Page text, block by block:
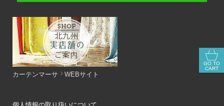
カーテンマーサ WEBサイト
GO TO
CART